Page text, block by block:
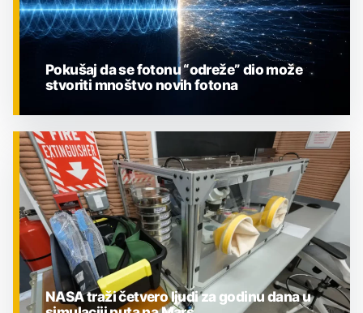
ZNANOST
Pokušaj da se fotonu “odreže” dio može
stvoriti mnoštvo novih fotona
NASA traži četvero ljudi za godinu dana u